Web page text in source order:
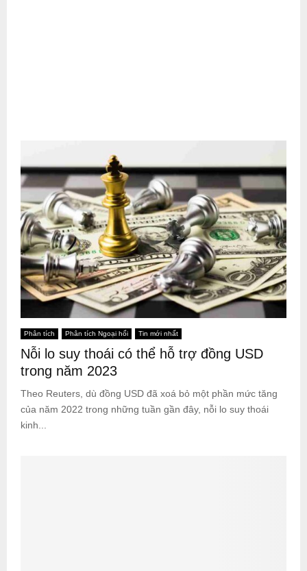
Phân tích Phân tích Ngoại hối Tin mới nhất
Nỗi lo suy thoái có thể hỗ trợ đồng USD
trong năm 2023
Theo Reuters, dù đồng USD đã xoá bỏ một phần mức tăng
của năm 2022 trong những tuần gần đây, nỗi lo suy thoái
kinh...